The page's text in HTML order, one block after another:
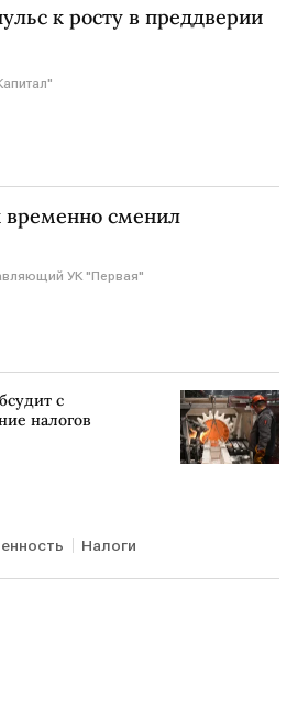
к росту в преддверии
временно сменил
УК "Первая"
с
налогов
Налоги